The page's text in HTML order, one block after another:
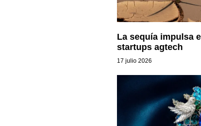
La sequía impulsa
startups agtech
17 julio 2026